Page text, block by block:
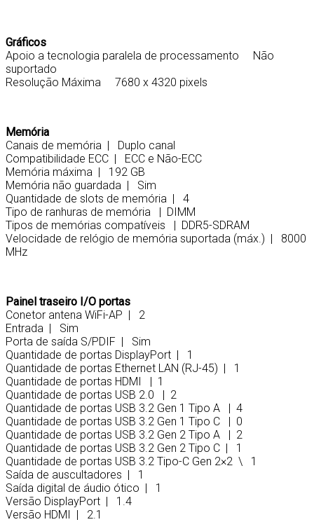
Gráficos
Apoio a tecnologia paralela de processamento Não
suportado
Resolução Máxima 7680 x 4320 pixels
Memória
Canais de memória | Duplo canal
Compatibilidade ECC | ECC e Não-ECC
Memória máxima | 192 GB
Memória não guardada | Sim
Quantidade de slots de memória | 4
Tipo de ranhuras de memória | DIMM
Tipos de memórias compatíveis | DDR5-SDRAM
Velocidade de relógio de memória suportada (máx.) | 8000
MHz
Painel traseiro I/O portas
Conetor antena WiFi-AP | 2
Entrada | Sim
Porta de saída S/PDIF | Sim
Quantidade de portas DisplayPort | 1
Quantidade de portas Ethernet LAN (RJ-45) | 1
Quantidade de portas HDMI | 1
Quantidade de portas USB 2.0 | 2
Quantidade de portas USB 3.2 Gen 1 Tipo A | 4
Quantidade de portas USB 3.2 Gen 1 Tipo C | 0
Quantidade de portas USB 3.2 Gen 2 Tipo A | 2
Quantidade de portas USB 3.2 Gen 2 Tipo C | 1
Quantidade de portas USB 3.2 Tipo-C Gen 2×2 \ 1
Saída de auscultadores | 1
Saída digital de áudio ótico | 1
Versão DisplayPort | 1.4
Versão HDMI | 2.1